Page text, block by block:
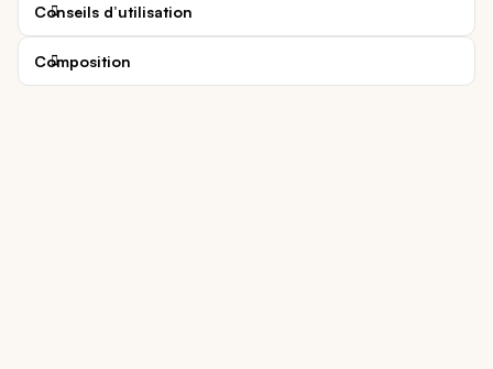
Conseils d’utilisation
Composition